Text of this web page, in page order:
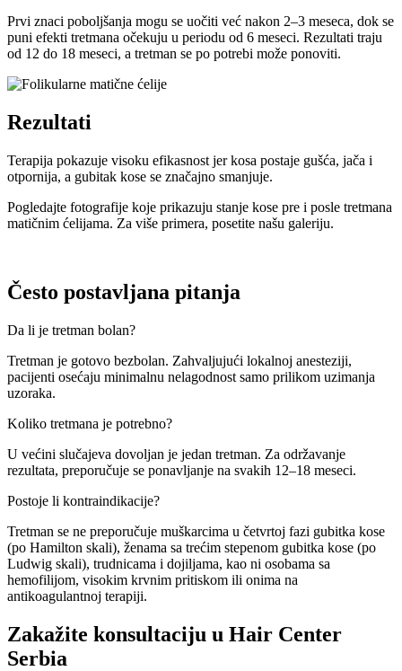
Prvi znaci poboljšanja mogu se uočiti već nakon 2–3 meseca, dok se
puni efekti tretmana očekuju u periodu od 6 meseci. Rezultati traju
od 12 do 18 meseci, a tretman se po potrebi može ponoviti.
Rezultati
Terapija pokazuje visoku efikasnost jer kosa postaje gušća, jača i
otpornija, a gubitak kose se značajno smanjuje.
Pogledajte fotografije koje prikazuju stanje kose pre i posle tretmana
matičnim ćelijama. Za više primera, posetite našu galeriju.
Često postavljana pitanja
Da li je tretman bolan?
Tretman je gotovo bezbolan. Zahvaljujući lokalnoj anesteziji,
pacijenti osećaju minimalnu nelagodnost samo prilikom uzimanja
uzoraka.
Koliko tretmana je potrebno?
U većini slučajeva dovoljan je jedan tretman. Za održavanje
rezultata, preporučuje se ponavljanje na svakih 12–18 meseci.
Postoje li kontraindikacije?
Tretman se ne preporučuje muškarcima u četvrtoj fazi gubitka kose
(po Hamilton skali), ženama sa trećim stepenom gubitka kose (po
Ludwig skali), trudnicama i dojiljama, kao ni osobama sa
hemofilijom, visokim krvnim pritiskom ili onima na
antikoagulantnoj terapiji.
Zakažite konsultaciju u Hair Center
Serbia